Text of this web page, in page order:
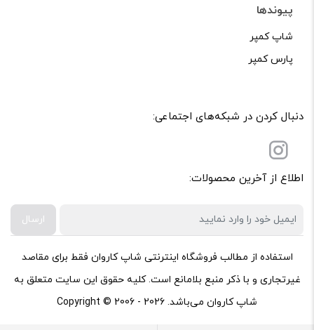
پیوندها
شاپ کمپر
پارس کمپر
دنبال کردن در شبکه‌های اجتماعی:
اطلاع از آخرین محصولات:
ارسال
استفاده از مطالب فروشگاه اینترنتی شاپ کاروان فقط برای مقاصد
غیرتجاری و با ذکر منبع بلامانع است. کلیه حقوق این سایت متعلق به
شاپ کاروان می‌باشد. Copyright © 2006 - 2026